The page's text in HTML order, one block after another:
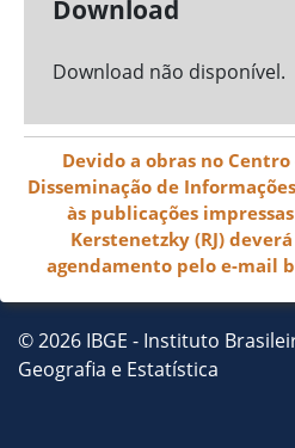
Download
Download não disponível.
Devido a obras no
Disseminação de
às publicações
Kerstenetzky (RJ)
agendamento pelo e-mail
© 2026 IBGE - Instituto
Geografia e Estatística